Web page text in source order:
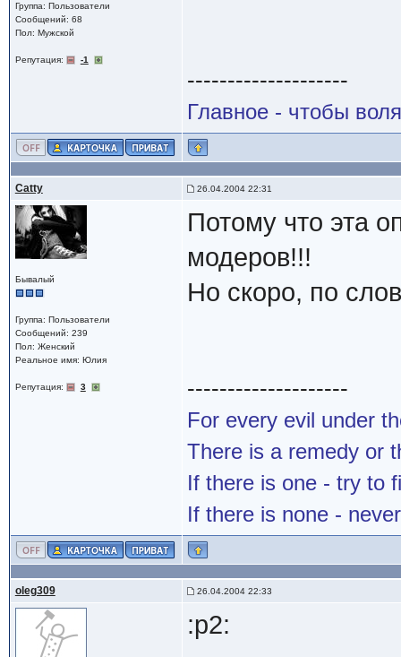
Группа: Пользователи
Сообщений: 68
Пол: Мужской
Репутация: -1
--------------------
Главное - чтобы
Catty 26.04.2004 22:31
Бывалый
Группа: Пользователи
Сообщений: 239
Пол: Женский
Реальное имя: Юлия
Репутация: 3
Потому что эта
модеров!!!
Но скоро, по
--------------------
For every evil under
There is a remedy or
If there is one - try to
If there is none -
oleg309 26.04.2004 22:33
:p2: